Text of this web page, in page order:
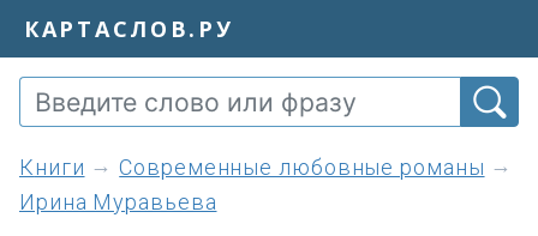
КАРТАСЛОВ.РУ
книги
Современные любовные романы
Ирина Муравьева